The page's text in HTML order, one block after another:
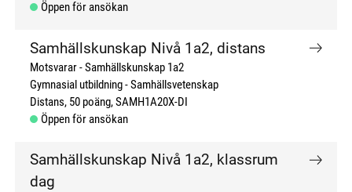
Öppen för ansökan
Samhällskunskap Nivå 1a2, distans
Motsvarar - Samhällskunskap 1a2
Gymnasial utbildning Samhällsvetenskap
Distans 50 poäng SAMH1A20X-DI
Öppen för ansökan
Samhällskunskap Nivå 1a2, klassrum
dag